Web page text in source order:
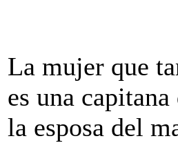
La mujer que
es una
la esposa del